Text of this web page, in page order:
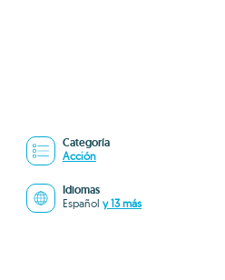
Categoría
Acción
Idiomas
Español y 13 más